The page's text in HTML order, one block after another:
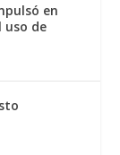
en
uso de